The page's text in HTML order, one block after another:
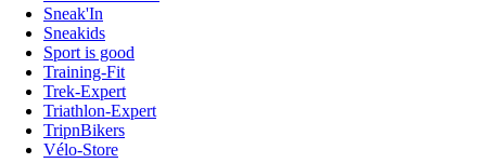
Sneak'In
Sneakids
Sport is good
Training-Fit
Trek-Expert
Triathlon-Expert
TripnBikers
Vélo-Store